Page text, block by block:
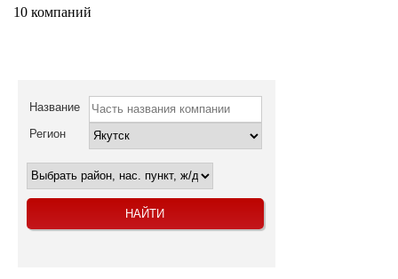
10 компаний
Название
Регион